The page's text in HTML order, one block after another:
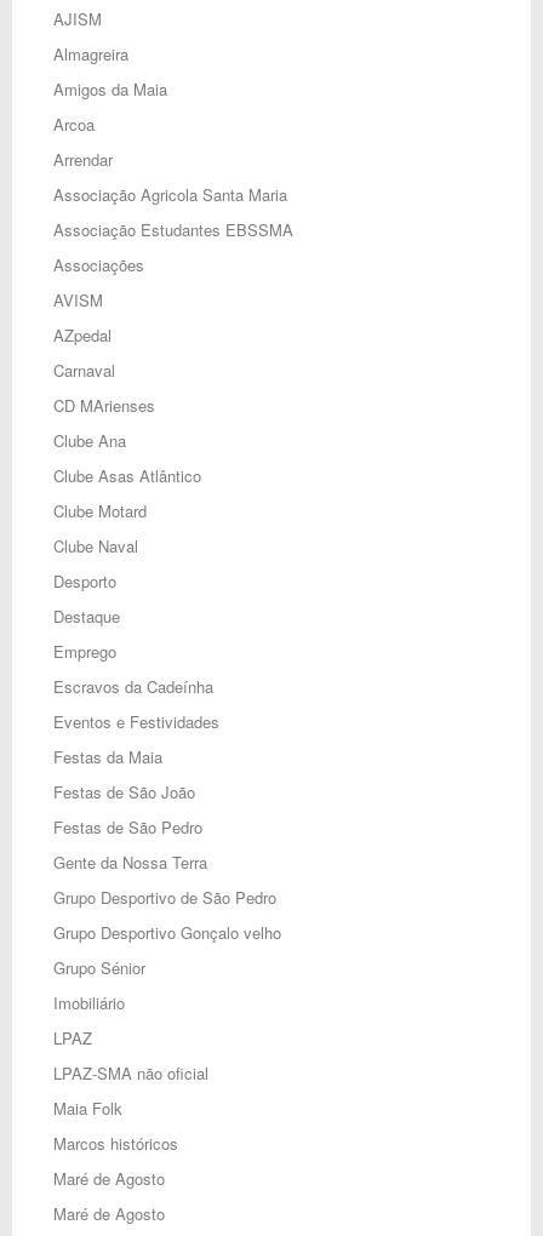
AJISM
Almagreira
Amigos da Maia
Arcoa
Arrendar
Associação Agricola Santa Maria
Associação Estudantes EBSSMA
Associações
AVISM
AZpedal
Carnaval
CD MArienses
Clube Ana
Clube Asas Atlântico
Clube Motard
Clube Naval
Desporto
Destaque
Emprego
Escravos da Cadeínha
Eventos e Festividades
Festas da Maia
Festas de São João
Festas de São Pedro
Gente da Nossa Terra
Grupo Desportivo de São Pedro
Grupo Desportivo Gonçalo velho
Grupo Sénior
Imobiliário
LPAZ
LPAZ-SMA não oficial
Maia Folk
Marcos históricos
Maré de Agosto
Maré de Agosto